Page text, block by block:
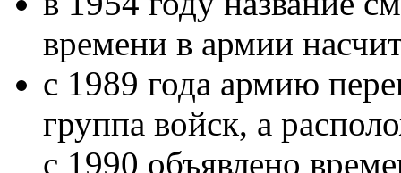
времени в армии
с 1989 года армию
группа войск, а
с 1990 объявлено